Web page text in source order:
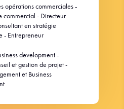
opérations commerciales -
commercial - Directeur
en stratégie
- Entrepreneur
development -
et gestion de projet -
et Business